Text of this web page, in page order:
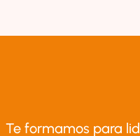
Te formamos para